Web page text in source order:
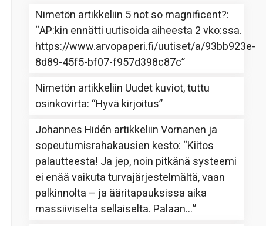
Nimetön artikkeliin 5 not so magnificent?:
“AP:kin ennätti uutisoida aiheesta 2 vko:ssa.
https://www.arvopaperi.fi/uutiset/a/93bb923e-
8d89-45f5-bf07-f957d398c87c”
Nimetön artikkeliin Uudet kuviot, tuttu
osinkovirta: “Hyvä kirjoitus”
Johannes Hidén artikkeliinVornanen ja
sopeutumisrahakausien kesto: “Kiitos
palautteesta! Ja jep, noin pitkänä systeemi
ei enää vaikuta turvajärjestelmältä, vaan
palkinnolta – ja ääritapauksissa aika
massiiviselta sellaiselta. Palaan…”